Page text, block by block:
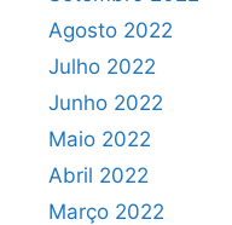
Agosto 2022
Julho 2022
Junho 2022
Maio 2022
Abril 2022
Março 2022